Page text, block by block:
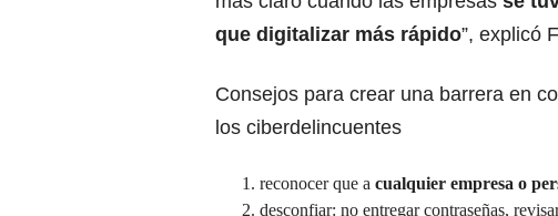
que digitalizar más rápido”, explicó
Consejos para crear una barrera en
los ciberdelincuentes
reconocer que a cualquier empresa o
desconfiar: no entregar contraseñas,